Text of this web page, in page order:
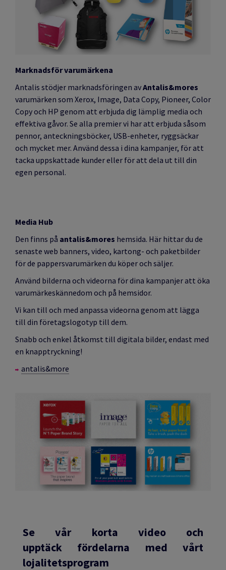
Marknadsför varumärkena
Antalis stödjer marknadsföringen avAntalis&mores
varumärken som Xerox, Image, Data Copy, Pioneer, Color
Copy och HP genom att erbjuda dig lämplig media och
effektiva gåvor. Se alla premier vi har att erbjuda såsom
pennor, anteckningsböcker, USB-enheter, ryggsäckar
och mycket mer. Använd dessa i dina kampanjer, för att
tacka uppskattade kunder eller för att dela ut till din
egen personal.
Media Hub
Den finns på antalis&mores hemsida. Här hittar du de
senaste web banners, video, kartong- och paketbilder
för de pappersvarumärken du köper och säljer.
Använd bilderna och videorna för dina kampanjer att öka
varumärkeskännedom och på hemsidor.
Vi kan till och med anpassa videorna genom att lägga
till din företagslogotyp till dem.
Snabb och enkel åtkomst till digitala bilder, endast med
en knapptryckning!
antalis&more
Se vår korta video och
upptäck fördelarna med vårt
lojalitetsprogram